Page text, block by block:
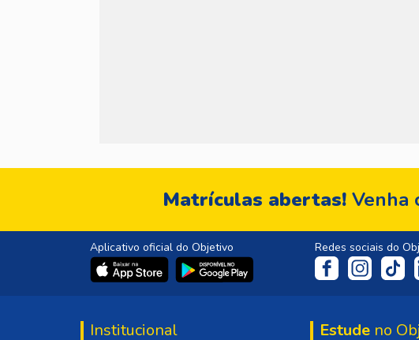
Matrículas abertas! Venha
Aplicativo oficial do Objetivo Redes sociais do
Institucional Estude no